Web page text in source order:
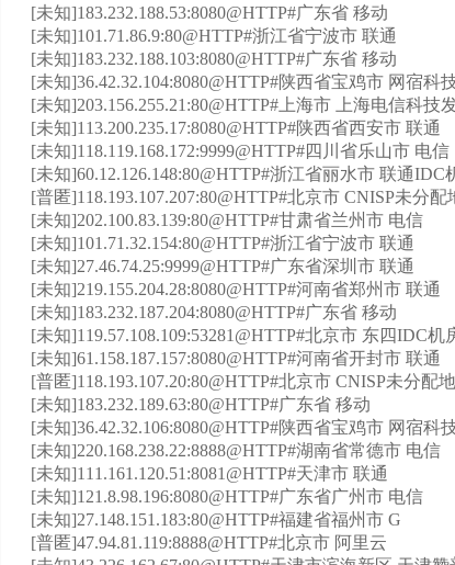
[未知]183.232.188.53:8080@HTTP#广东省 移动
[未知]101.71.86.9:80@HTTP#浙江省宁波市 联通
[未知]183.232.188.103:8080@HTTP#广东省 移动
[未知]36.42.32.104:8080@HTTP#陕西省宝鸡市 网宿科
[未知]203.156.255.21:80@HTTP#上海市 上海电信科技
[未知]113.200.235.17:8080@HTTP#陕西省西安市 联通
[未知]118.119.168.172:9999@HTTP#四川省乐山市 电信
[未知]60.12.126.148:80@HTTP#浙江省丽水市 联通IDC
[普匿]118.193.107.207:80@HTTP#北京市 CNISP未分配
[未知]202.100.83.139:80@HTTP#甘肃省兰州市 电信
[未知]101.71.32.154:80@HTTP#浙江省宁波市 联通
[未知]27.46.74.25:9999@HTTP#广东省深圳市 联通
[未知]219.155.204.28:8080@HTTP#河南省郑州市 联通
[未知]183.232.187.204:8080@HTTP#广东省 移动
[未知]119.57.108.109:53281@HTTP#北京市 东四IDC机
[未知]61.158.187.157:8080@HTTP#河南省开封市 联通
[普匿]118.193.107.20:80@HTTP#北京市 CNISP未分配
[未知]183.232.189.63:80@HTTP#广东省 移动
[未知]36.42.32.106:8080@HTTP#陕西省宝鸡市 网宿科
[未知]220.168.238.22:8888@HTTP#湖南省常德市 电信
[未知]111.161.120.51:8081@HTTP#天津市 联通
[未知]121.8.98.196:8080@HTTP#广东省广州市 电信
[未知]27.148.151.183:80@HTTP#福建省福州市 G
[普匿]47.94.81.119:8888@HTTP#北京市 阿里云